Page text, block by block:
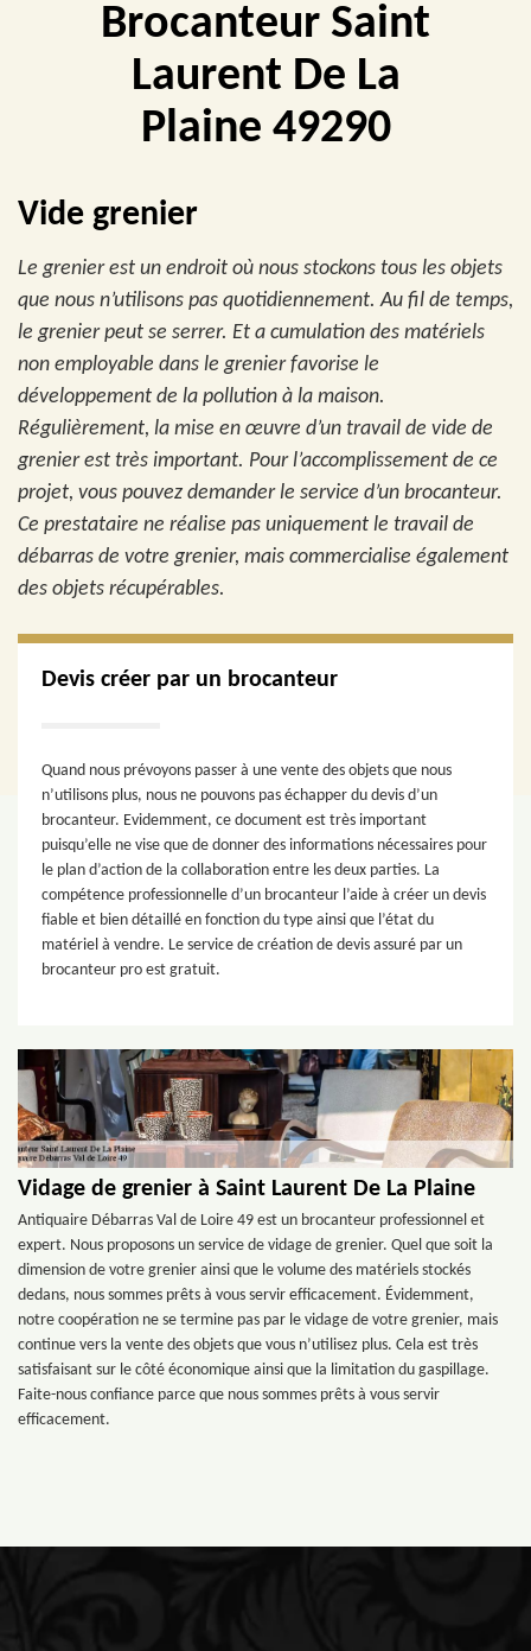
Brocanteur Saint
Laurent De La
Plaine 49290
Vide grenier
Le grenier est un endroit où nous stockons tous les objets
que nous n’utilisons pas quotidiennement. Au fil de temps,
le grenier peut se serrer. Et a cumulation des matériels
non employable dans le grenier favorise le
développement de la pollution à la maison.
Régulièrement, la mise en œuvre d’un travail de vide de
grenier est très important. Pour l’accomplissement de ce
projet, vous pouvez demander le service d’un brocanteur.
Ce prestataire ne réalise pas uniquement le travail de
débarras de votre grenier, mais commercialise également
des objets récupérables.
Devis créer par un brocanteur
Quand nous prévoyons passer à une vente des objets que nous
n’utilisons plus, nous ne pouvons pas échapper du devis d’un
brocanteur. Evidemment, ce document est très important
puisqu’elle ne vise que de donner des informations nécessaires pour
le plan d’action de la collaboration entre les deux parties. La
compétence professionnelle d’un brocanteur l’aide à créer un devis
fiable et bien détaillé en fonction du type ainsi que l’état du
matériel à vendre. Le service de création de devis assuré par un
brocanteur pro est gratuit.
Vidage de grenier à Saint Laurent De La Plaine
Antiquaire Débarras Val de Loire 49 est un brocanteur professionnel et
expert. Nous proposons un service de vidage de grenier. Quel que soit la
dimension de votre grenier ainsi que le volume des matériels stockés
dedans, nous sommes prêts à vous servir efficacement. Évidemment,
notre coopération ne se termine pas par le vidage de votre grenier, mais
continue vers la vente des objets que vous n’utilisez plus. Cela est très
satisfaisant sur le côté économique ainsi que la limitation du gaspillage.
Faite-nous confiance parce que nous sommes prêts à vous servir
efficacement.